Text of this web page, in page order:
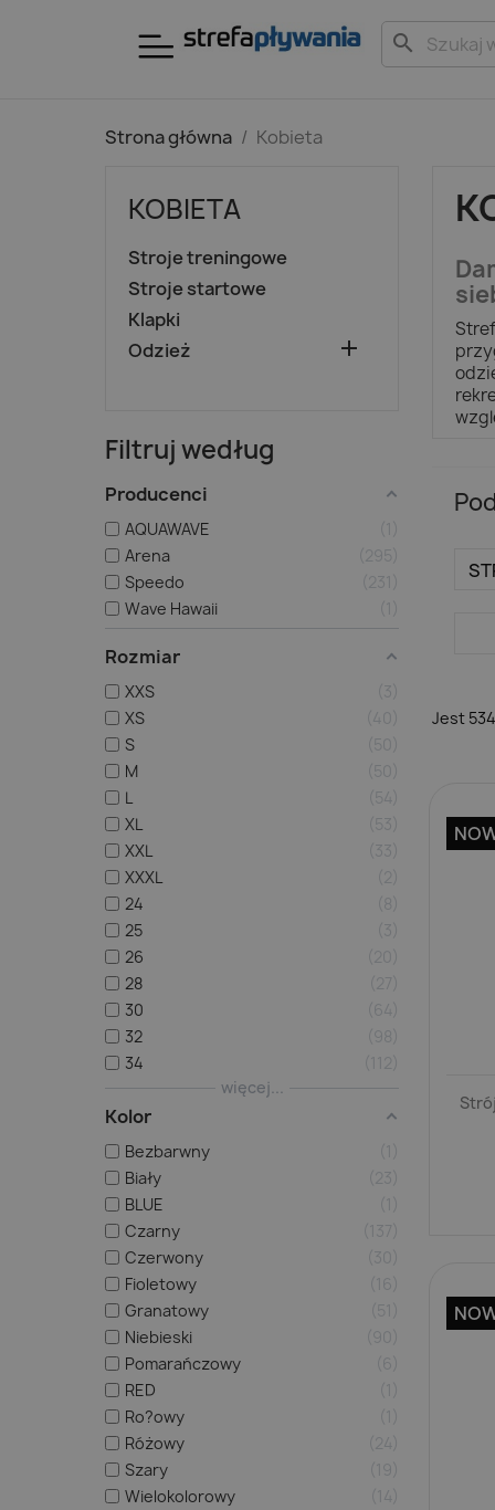
search
Strona główna Kobieta
KOBIETA
Stroje treningowe
Stroje startowe
Klapki
Odzież

Filtruj według
Producenci
AQUAWAVE
Arena
295
Speedo
231
Wave Hawaii
Rozmiar
XXS
3
XS
40
S
50
M
50
L
54
XL
53
XXL
33
XXXL
2
24
8
25
3
26
20
28
27
30
64
32
98
34
112
więcej...
Kolor
Bezbarwny
Biały
23
BLUE
Czarny
137
Czerwony
30
Fioletowy
16
Granatowy
51
Niebieski
90
Pomarańczowy
6
RED
Ro?owy
Różowy
24
Szary
19
Wielokolorowy
14
Jest